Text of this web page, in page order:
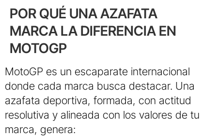
POR QUÉ UNA AZAFATA
MARCA LA DIFERENCIA EN
MOTOGP
MotoGP es un escaparate internacional
donde cada marca busca destacar. Una
azafata deportiva, formada, con actitud
resolutiva y alineada con los valores de tu
marca, genera: